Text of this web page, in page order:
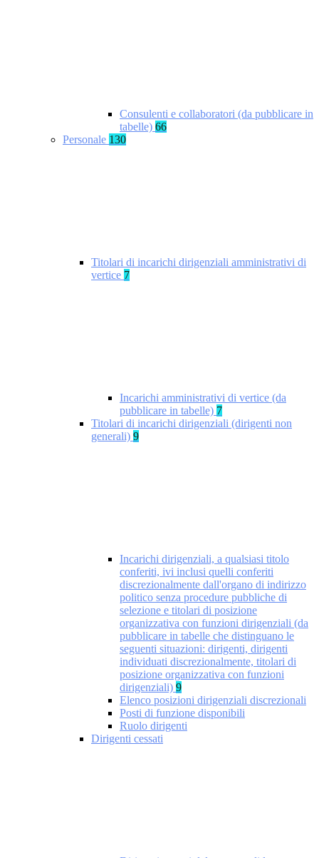
Consulenti e collaboratori (da pubblicare in
tabelle) 66
Personale 130
Titolari di incarichi dirigenziali amministrativi di
vertice 7
Incarichi amministrativi di vertice (da
pubblicare in tabelle) 7
Titolari di incarichi dirigenziali (dirigenti non
generali) 9
Incarichi dirigenziali, a qualsiasi titolo
conferiti, ivi inclusi quelli conferiti
discrezionalmente dall'organo di indirizzo
politico senza procedure pubbliche di
selezione e titolari di posizione
organizzativa con funzioni dirigenziali (da
pubblicare in tabelle che distinguano le
seguenti situazioni: dirigenti, dirigenti
individuati discrezionalmente, titolari di
posizione organizzativa con funzioni
dirigenziali) 9
Elenco posizioni dirigenziali discrezionali
Posti di funzione disponibili
Ruolo dirigenti
Dirigenti cessati